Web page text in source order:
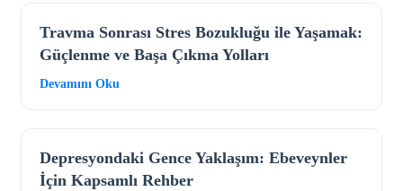
Travma Sonrası Stres Bozukluğu ile Yaşamak:
Güçlenme ve Başa Çıkma Yolları
Devamını Oku
Depresyondaki Gence Yaklaşım: Ebeveynler
İçin Kapsamlı Rehber